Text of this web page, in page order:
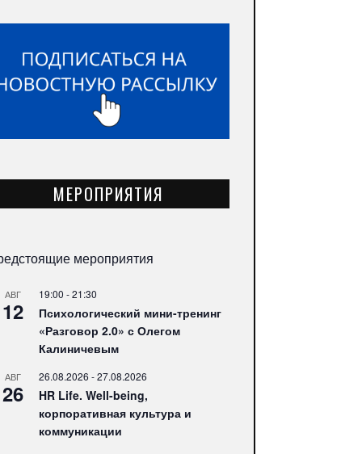
МЕРОПРИЯТИЯ
мероприятия
АВГ
12
19:00 -21:30
Психологический мини-тренинг
«Разговор 2.0» с Олегом
Калиничевым
АВГ
26
26.08.2026 -27.08.2026
HR Life. Well-being,
корпоративная культура и
коммуникации